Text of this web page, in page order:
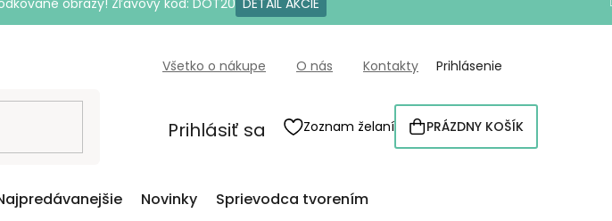
obrazy! Zľavový kód: DOT20 DETAIL AKCIE
Všetko o nákupe O nás Kontakty Prihlásenie
Prihlásiť sa Zoznam želaní
NÁKUPNÝ
KOŠÍK
PRÁZDNY KOŠÍK
Novinky Sprievodca tvorením